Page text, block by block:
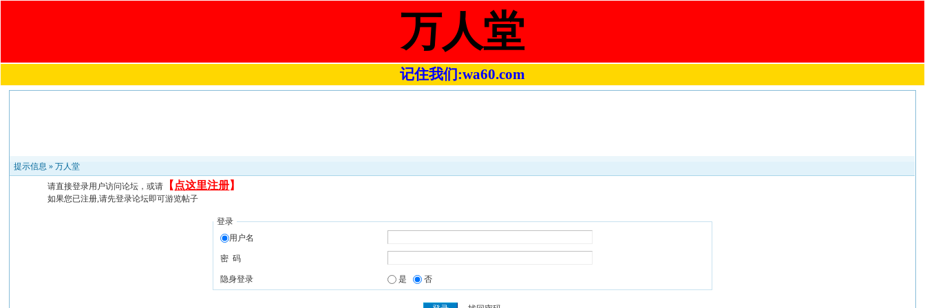
万人堂
记住我们:wa60.com
提示信息 »万人堂
请直接登录用户访问论坛，或请 【 点这里注册】
如果您已注册,请先登录论坛即可游览帖子
登录
用户名
密 码
隐身登录 是 否